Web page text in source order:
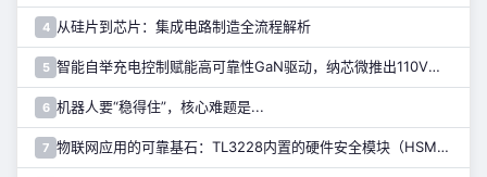
4 从硅片到芯片：集成电路制造全流程解析
5 智能自举充电控制赋能高可靠性GaN驱动，纳芯微推出110V半桥驱动芯片NSD2123
6 机器人要“稳得住”，核心难题是...
7 物联网应用的可靠基石：TL3228内置的硬件安全模块（HSM）详解